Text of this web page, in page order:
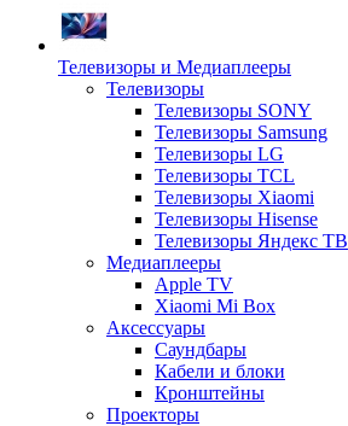
Телевизоры и Медиаплееры
Телевизоры
Телевизоры SONY
Телевизоры Samsung
Телевизоры LG
Телевизоры TCL
Телевизоры Xiaomi
Телевизоры Hisense
Телевизоры Яндекс ТВ
Медиаплееры
Apple TV
Xiaomi Mi Box
Аксессуары
Саундбары
Кабели и блоки
Кронштейны
Проекторы